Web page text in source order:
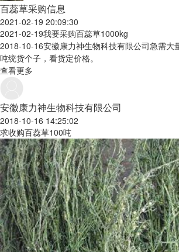
百蕊草采购信息
2021-02-19 20:09:30
2021-02-19我要采购百蕊草1000kg
2018-10-16安徽康力神生物科技有限公司急需大
吨统货个子，看货定价格。
查看更多
安徽康力神生物科技有限公司
2018-10-16 14:25:02
求收购百蕊草100吨